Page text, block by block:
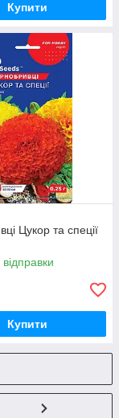
Купити
Цукор та спеції
Купити